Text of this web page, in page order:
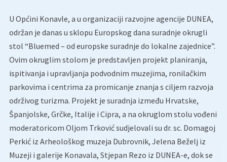
U Općini Konavle, a u organizaciji razvojne agencije DUNEA,
održan je danas u sklopu Europskog dana suradnje okrugli
stol “Bluemed – od europske suradnje do lokalne zajednice”.
Ovim okruglim stolom je predstavljen projekt planiranja,
ispitivanja i upravljanja podvodnim muzejima, ronilačkim
parkovima i centrima za promicanje znanja s ciljem razvoja
održivog turizma. Projekt je suradnja između Hrvatske,
Španjolske, Grčke, Italije i Cipra, a na okruglom stolu vođeni
moderatoricom Oljom Trković sudjelovali su dr. sc. Domagoj
Perkić iz Arheološkog muzeja Dubrovnik, Jelena Beželj iz
Muzeji i galerije Konavala, Stjepan Rezo iz DUNEA-e, dok se